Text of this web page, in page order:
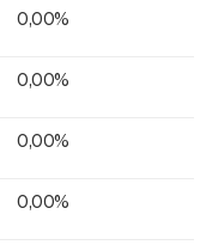
0,00%
0,00%
0,00%
0,00%